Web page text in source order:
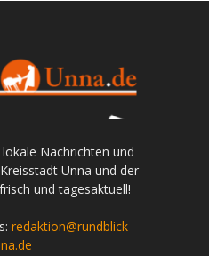
Nachrichten und
Unna und der
und tagesaktuell!
redaktion@rundblick-